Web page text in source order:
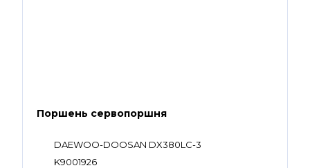
Поршень сервопоршня
DAEWOO-DOOSAN DX380LC-3
K9001926